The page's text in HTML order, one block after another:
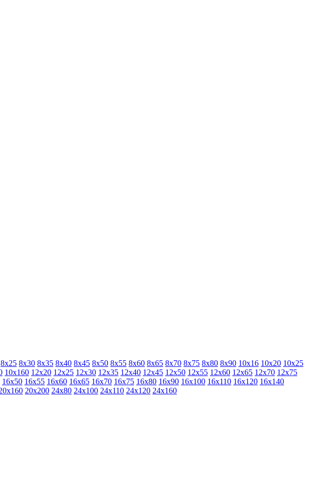
8х25 8х30 8х35 8х40 8х45 8х50 8х55 8х60 8х65 8х70 8х75 8х80 8х90 10х16 10х20 10х25
10х160 12х20 12х25 12х30 12х35 12х40 12х45 12х50 12х55 12х60 12х65 12х70 12х75
16х50 16х55 16х60 16х65 16х70 16х75 16х80 16х90 16х100 16х110 16х120 16х140
20х200 24х80 24х100 24х110 24х120 24х160